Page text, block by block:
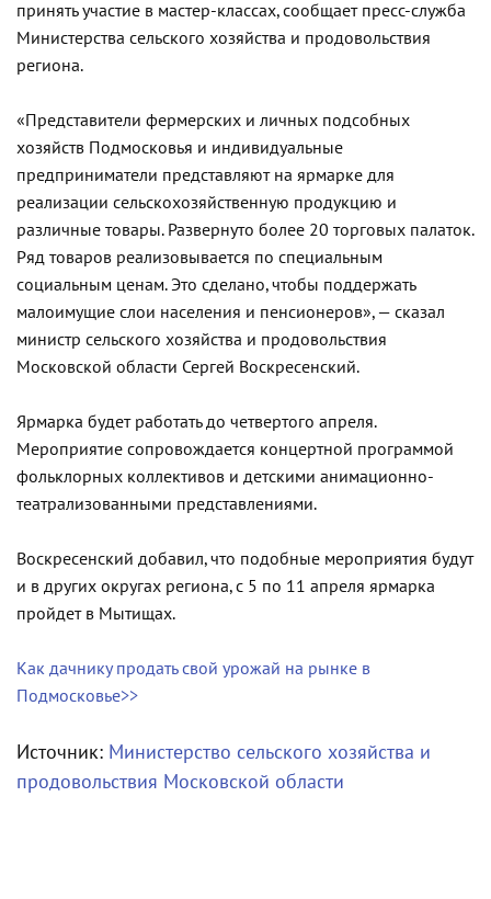
принять участие в мастер-классах, сообщает пресс-служба
Министерства сельского хозяйства и продовольствия
региона.
«Представители фермерских и личных подсобных
хозяйств Подмосковья и индивидуальные
предприниматели представляют на ярмарке для
реализации сельскохозяйственную продукцию и
различные товары. Развернуто более 20 торговых палаток.
Ряд товаров реализовывается по специальным
социальным ценам. Это сделано, чтобы поддержать
малоимущие слои населения и пенсионеров», — сказал
министр сельского хозяйства и продовольствия
Московской области Сергей Воскресенский.
Ярмарка будет работать до четвертого апреля.
Мероприятие сопровождается концертной программой
фольклорных коллективов и детскими анимационно-
театрализованными представлениями.
Воскресенский добавил, что подобные мероприятия будут
и в других округах региона, с 5 по 11 апреля ярмарка
пройдет в Мытищах.
Как дачнику продать свой урожай на рынке в
Подмосковье>>
Источник: Министерство сельского хозяйства и
продовольствия Московской области